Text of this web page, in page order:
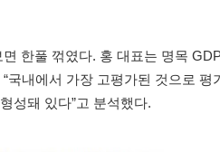
한풀 꺾였다. 홍 대표는 명목
국내에서 가장 고평가된 것으로 평
성돼 있다”고 분석했다.